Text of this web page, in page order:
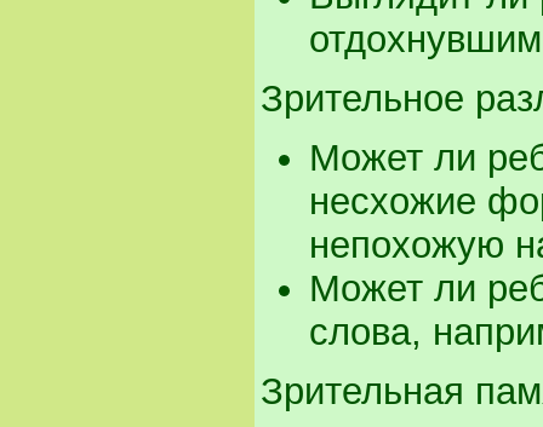
Зрительное
Может ли
несхожие
непохожую
Может ли
слова,
Зрительная